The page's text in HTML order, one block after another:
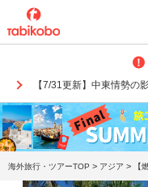
【7/31更新】中東情勢の
海外旅行・ツアーTOP > アジア > 【